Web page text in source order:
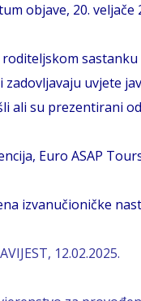
objave, 20. veljače
sastanku
zadovljavaju uvjete
ali su prezentirani
Euro ASAP
izvanučioničke
12.02.2025.